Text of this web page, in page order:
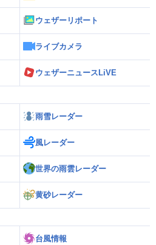
ウェザーリポート
ライブカメラ
ウェザーニュースLiVE
雨雪レーダー
風レーダー
世界の雨雲レーダー
黄砂レーダー
台風情報